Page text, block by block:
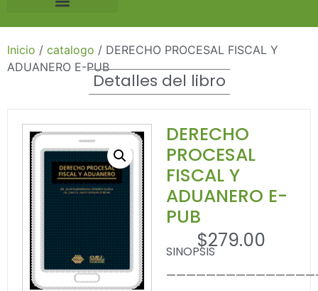
Inicio / catalogo / DERECHO PROCESAL FISCAL Y
ADUANERO E-PUB
Detalles del libro
DERECHO
PROCESAL
FISCAL Y
ADUANERO E-
PUB
$279.00
SINOPSIS